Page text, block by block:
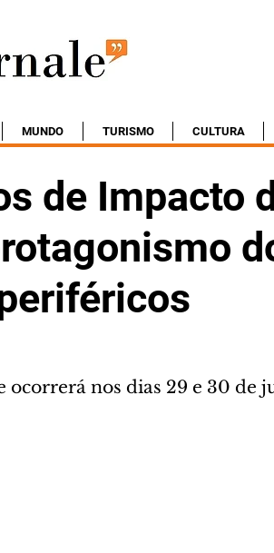
MUNDO TURISMO CULTURA
de Impacto
ocorrerá nos dias 29 e 30 de